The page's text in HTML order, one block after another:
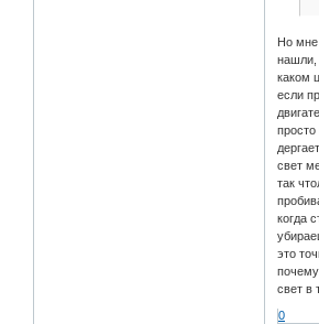
Но
нашли,
каком
если
свет
так
когда
это
свет в
0